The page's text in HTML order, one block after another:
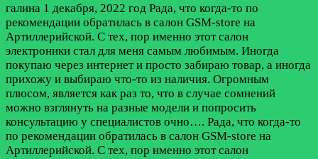
галина 1 декабря, 2022 год Рада, что когда-то по
рекомендации обратилась в салон GSM-store на
Артиллерийской. С тех, пор именно этот салон
электроники стал для меня самым любимым. Иногда
покупаю через интернет и просто забираю товар, а иногда
прихожу и выбираю что-то из наличия. Огромным
плюсом, является как раз то, что в случае сомнений
можно взглянуть на разные модели и попросить
консультацию у специалистов очно…. Рада, что когда-то
по рекомендации обратилась в салон GSM-store на
Артиллерийской. С тех, пор именно этот салон